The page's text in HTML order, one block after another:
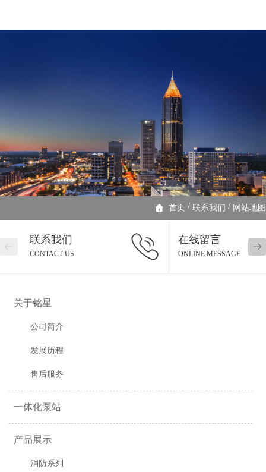
首页 / 联系我们 / 网站地图
联系我们
CONTACT US
在线留言
ONLINE MESSAGE
关于铭星
公司简介
发展历程
售后服务
一体化泵站
产品展示
消防系列